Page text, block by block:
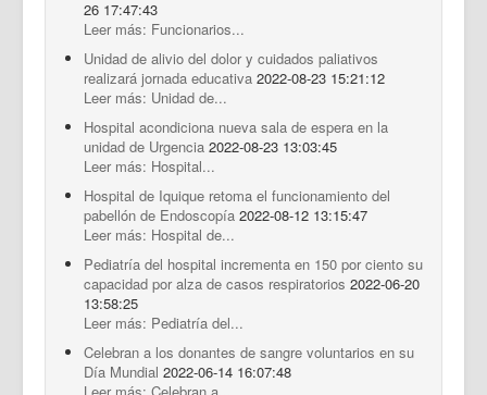
26 17:47:43
Leer más: Funcionarios...
Unidad de alivio del dolor y cuidados paliativos
realizará jornada educativa 2022-08-23 15:21:12
Leer más: Unidad de...
Hospital acondiciona nueva sala de espera en la
unidad de Urgencia 2022-08-23 13:03:45
Leer más: Hospital...
Hospital de Iquique retoma el funcionamiento del
pabellón de Endoscopía 2022-08-12 13:15:47
Leer más: Hospital de...
Pediatría del hospital incrementa en 150 por ciento su
capacidad por alza de casos respiratorios 2022-06-20
13:58:25
Leer más: Pediatría del...
Celebran a los donantes de sangre voluntarios en su
Día Mundial 2022-06-14 16:07:48